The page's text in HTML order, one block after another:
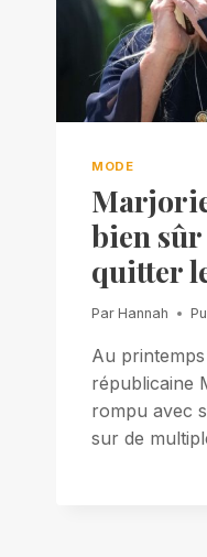
MODE
bien
quitter
Par Hannah
Au
républicaine
rompu avec
sur de